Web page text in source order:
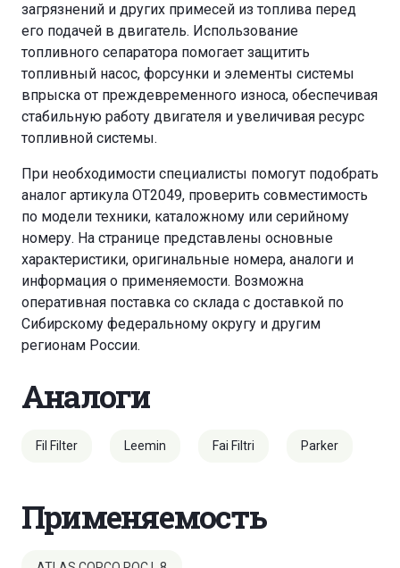
загрязнений и других примесей из топлива перед
его подачей в двигатель. Использование
топливного сепаратора помогает защитить
топливный насос, форсунки и элементы системы
впрыска от преждевременного износа, обеспечивая
стабильную работу двигателя и увеличивая ресурс
топливной системы.
При необходимости специалисты помогут подобрать
аналог артикула OT2049, проверить совместимость
по модели техники, каталожному или серийному
номеру. На странице представлены основные
характеристики, оригинальные номера, аналоги и
информация о применяемости. Возможна
оперативная поставка со склада с доставкой по
Сибирскому федеральному округу и другим
регионам России.
Аналоги
Fil Filter Leemin Fai Filtri Parker
Применяемость